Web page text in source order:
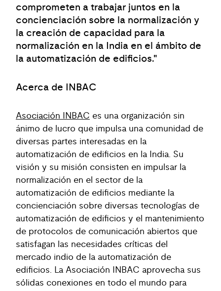
comprometen a trabajar juntos en la
concienciación sobre la normalización y
la creación de capacidad para la
normalización en la India en el ámbito de
la automatización de edificios."
Acerca de INBAC
Asociación INBAC es una organización sin
ánimo de lucro que impulsa una comunidad de
diversas partes interesadas en la
automatización de edificios en la India. Su
visión y su misión consisten en impulsar la
normalización en el sector de la
automatización de edificios mediante la
concienciación sobre diversas tecnologías de
automatización de edificios y el mantenimiento
de protocolos de comunicación abiertos que
satisfagan las necesidades críticas del
mercado indio de la automatización de
edificios. La Asociación INBAC aprovecha sus
sólidas conexiones en todo el mundo para